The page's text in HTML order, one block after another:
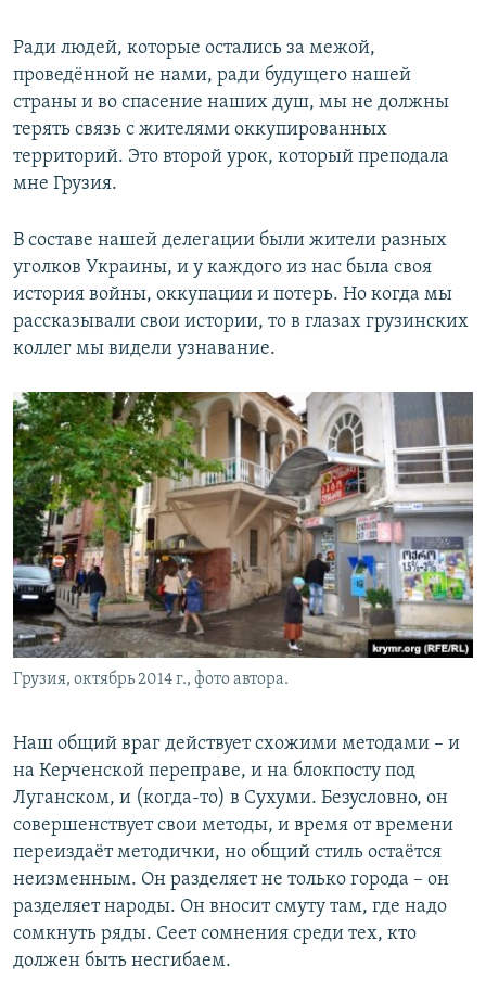
Ради людей, которые остались за межой,
проведённой не нами, ради будущего нашей
страны и во спасение наших душ, мы не должны
терять связь с жителями оккупированных
территорий. Это второй урок, который преподала
мне Грузия.
В составе нашей делегации были жители разных
уголков Украины, и у каждого из нас была своя
история войны, оккупации и потерь. Но когда мы
рассказывали свои истории, то в глазах грузинских
коллег мы видели узнавание.
Грузия, октябрь 2014 г., фото автора.
Наш общий враг действует схожими методами – и
на Керченской переправе, и на блокпосту под
Луганском, и (когда-то) в Сухуми. Безусловно, он
совершенствует свои методы, и время от времени
переиздаёт методички, но общий стиль остаётся
неизменным. Он разделяет не только города – он
разделяет народы. Он вносит смуту там, где надо
сомкнуть ряды. Сеет сомнения среди тех, кто
должен быть несгибаем.